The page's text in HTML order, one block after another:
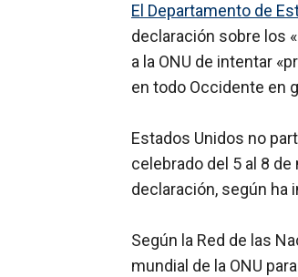
El Departamento de
declaración sobre los
a la ONU de intentar
en todo Occidente en
Estados Unidos no
celebrado del 5 al 8 de
declaración, según ha
Según la Red de las
mundial de la ONU